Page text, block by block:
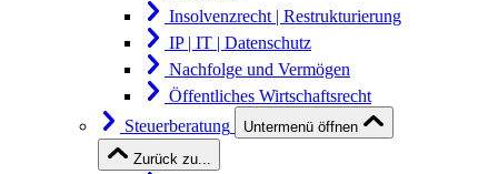
Insolvenzrecht | Restrukturierung
IP | IT | Datenschutz
Nachfolge und Vermögen
Öffentliches Wirtschaftsrecht
Steuerberatung
Untermenü öffnen
Zurück zu...